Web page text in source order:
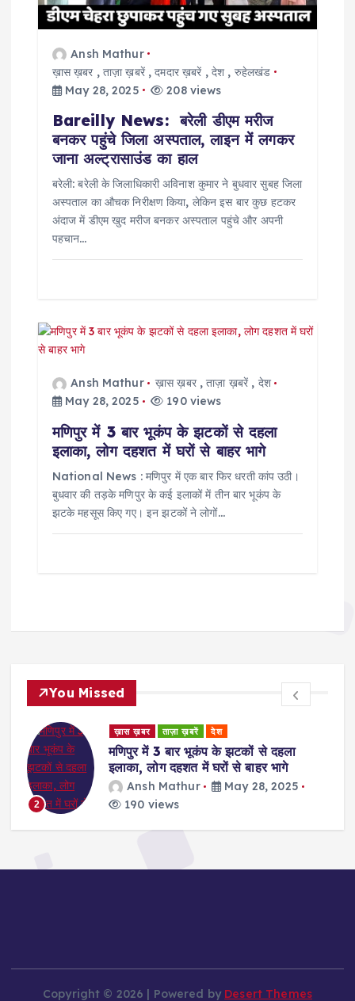
Ansh Mathur
ख़ास ख़बर ,ताज़ा ख़बरें,दमदार ख़बरें , देश , रुहेलखंड
May 28, 2025
208 views
Bareilly News: बरेली डीएम मरीज
बनकर पहुंचे जिला अस्पताल, लाइन में लगकर
जाना अल्ट्रासाउंड का हाल
बरेली: बरेली के जिलाधिकारी अविनाश कुमार ने बुधवार सुबह जिला
अस्पताल का औचक निरीक्षण किया, लेकिन इस बार कुछ हटकर
अंदाज में डीएम खुद मरीज बनकर अस्पताल पहुंचे और अपनी
पहचान…
Ansh Mathur ख़ास ख़बर,ताज़ा ख़बरें , देश
May 28, 2025
190 views
मणिपुर में 3 बार भूकंप के झटकों से दहला
इलाका, लोग दहशत में घरों से बाहर भागे
National News : मणिपुर में एक बार फिर धरती कांप उठी।
बुधवार की तड़के मणिपुर के कई इलाकों में तीन बार भूकंप के
झटके महसूस किए गए। इन झटकों ने लोगों…
You Missed
2
ख़ास ख़बर ताज़ा ख़बरें देश
मणिपुर में 3 बार भूकंप के झटकों से दहला
इलाका, लोग दहशत में घरों से बाहर भागे
Ansh Mathur
May 28, 2025
190 views
Copyright © 2026 | Powered by Desert Themes